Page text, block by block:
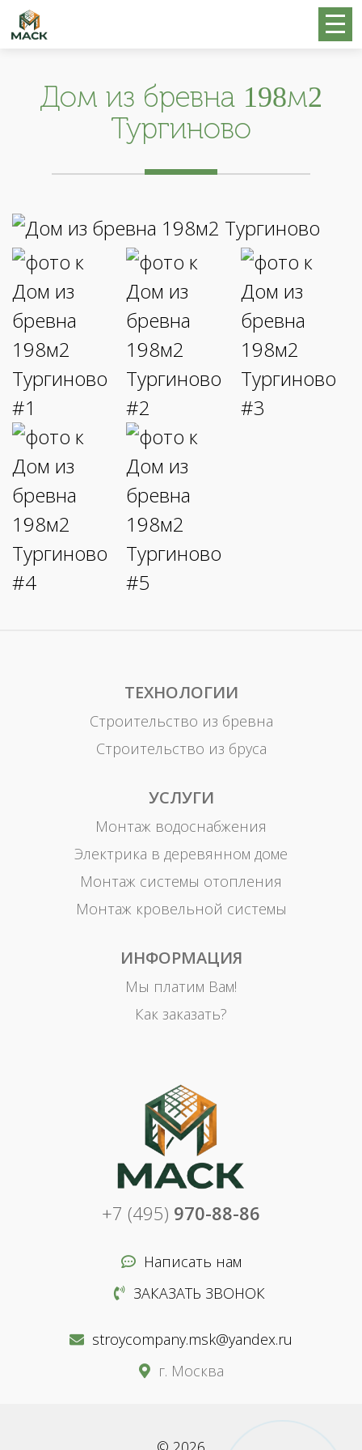
Дом из бревна 198м2
Тургиново
ТЕХНОЛОГИИ
Строительство из бревна
Строительство из бруса
УСЛУГИ
Монтаж водоснабжения
Электрика в деревянном доме
Монтаж системы отопления
Монтаж кровельной системы
ИНФОРМАЦИЯ
Мы платим Вам!
Как заказать?
+7 (495) 970-88-86
Написать нам
ЗАКАЗАТЬ ЗВОНОК
stroycompany.msk@yandex.ru
г. Москва